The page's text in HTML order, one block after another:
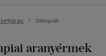
Olimpiák
aranyérmek